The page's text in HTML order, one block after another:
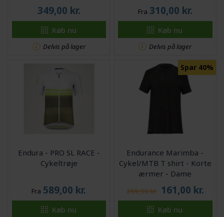
349,00 kr.
Køb nu
Delvis på lager
Fra 310,00 kr.
Køb nu
Delvis på lager
Endura - PRO SL RACE -
Cykeltrøje
Fra 589,00 kr.
Køb nu
Spar 40%
Endurance Marimba -
Cykel/MTB T shirt - Korte
ærmer - Dame
269,00 kr. 161,00 kr.
Køb nu